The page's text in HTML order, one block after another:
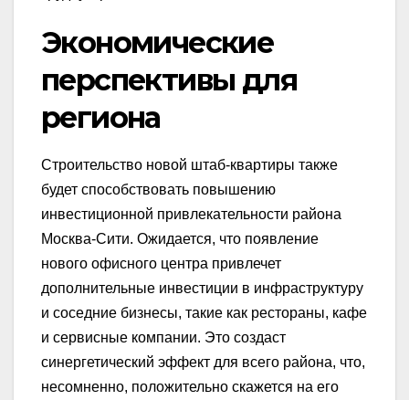
Экономические
перспективы для
региона
Строительство новой штаб-квартиры также
будет способствовать повышению
инвестиционной привлекательности района
Москва-Сити. Ожидается, что появление
нового офисного центра привлечет
дополнительные инвестиции в инфраструктуру
и соседние бизнесы, такие как рестораны, кафе
и сервисные компании. Это создаст
синергетический эффект для всего района, что,
несомненно, положительно скажется на его